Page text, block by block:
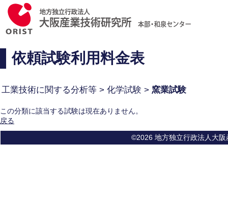
依頼試験利用料金表
工業技術に関する分析等 > 化学試験 > 窯業試験
この分類に該当する試験は現在ありません。
戻る
©2026 地方独立行政法人大阪